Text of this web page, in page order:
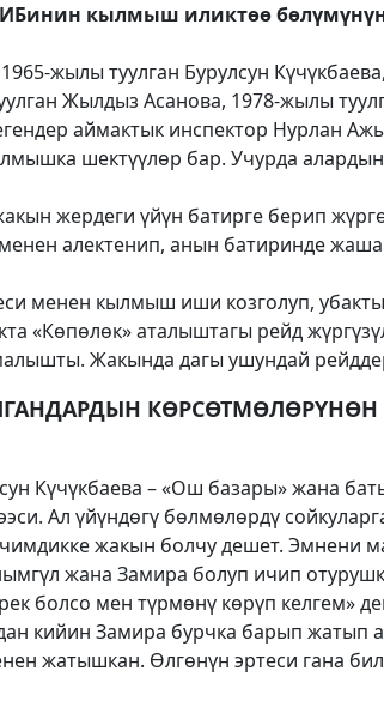
кылмыш иликтөө
жылы туулган Бурулсун
Жылдыз Асанова, 1978-жылы
аймактык инспектор Нурлан
шектүүлөр бар. Учурда
жердеги үйүн батирге берип
алектенип, анын батиринде
менен кылмыш иши козголуп,
«Көпөлөк» аталыштагы рейд
Жакында дагы ушундай
КӨРСӨТМӨЛӨРҮНӨН
Күчүкбаева – «Ош базары» жана
Ал үйүндөгү бөлмөлөрдү
жакын болчу дешет. Эмнени
жана Замира болуп ичип
болсо мен түрмөнү көрүп келгем»
кийин Замира бурчка барып жатып
жатышкан. Өлгөнүн эртеси гана